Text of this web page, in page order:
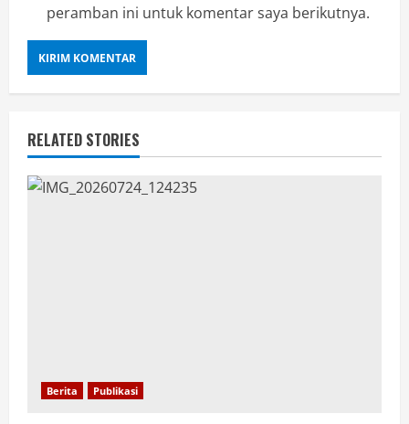
peramban ini untuk komentar saya berikutnya.
RELATED STORIES
Berita Publikasi